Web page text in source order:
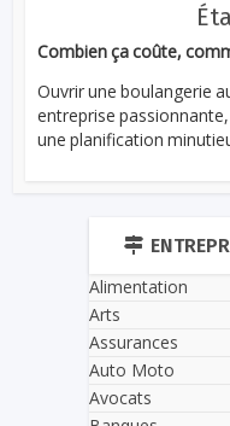
Combien ça coûte,
Ouvrir une boulangerie
entreprise
une planification
Alimentation
Arts
Assurances
Auto Moto
Avocats